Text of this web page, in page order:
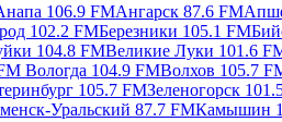
106.9 FMАнгарск 87.6 FM
102.2 FMБерезники 105.1 FM
104.8 FMВеликие Луки 101.6
Вологда 104.9 FMВолхов 105.7
105.7 FMЗеленогорск
Уральский 87.7 FMКамышин